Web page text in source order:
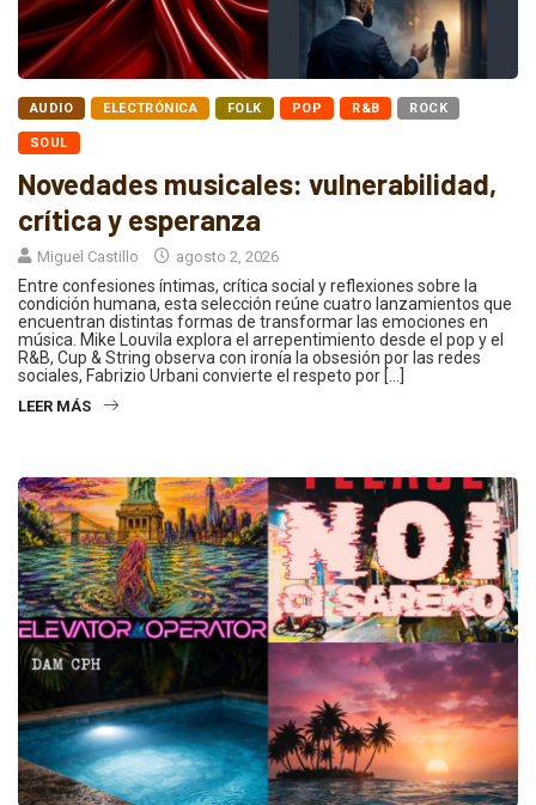
AUDIO ELECTRÓNICA FOLK POP R&B ROCK
SOUL
Novedades musicales: vulnerabilidad,
crítica y esperanza
Miguel Castillo agosto 2, 2026
Entre confesiones íntimas, crítica social y reflexiones sobre la
condición humana, esta selección reúne cuatro lanzamientos que
encuentran distintas formas de transformar las emociones en
música. Mike Louvila explora el arrepentimiento desde el pop y el
R&B, Cup & String observa con ironía la obsesión por las redes
sociales, Fabrizio Urbani convierte el respeto por […]
LEER MÁS